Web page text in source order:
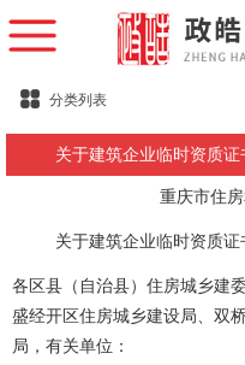
分类列表
关于建筑企业临时资质
重庆市住
关于建筑企业临时资质
各区县（自治县）住房城乡建
盛经开区住房城乡建设局、双
局，有关单位：